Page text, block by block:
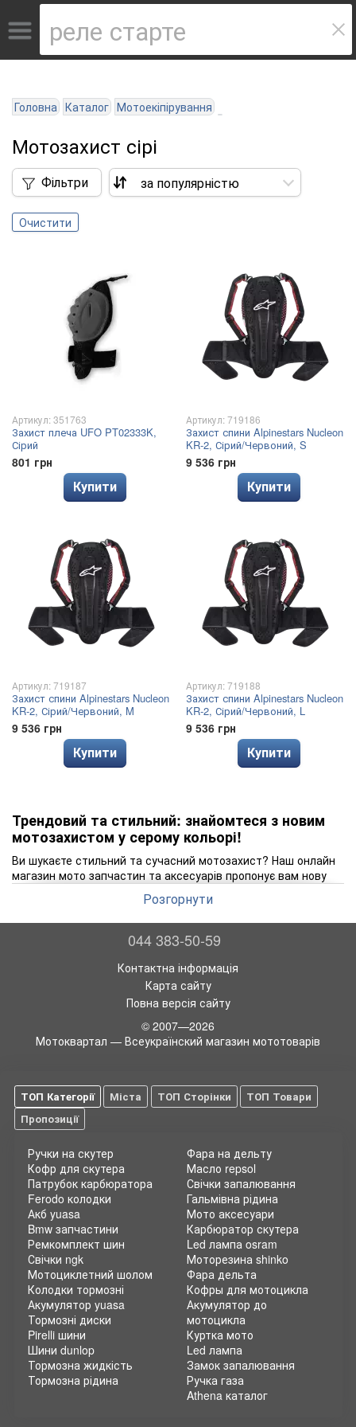
Головна Каталог Мотоекіпірування
Мотозахист сірі
Фільтри
Очистити
Артикул: 351763
Захист плеча UFO PT02333K,
Сірий
801 грн
Купити
Артикул: 719186
Захист спини Alpinestars Nucleon
KR-2, Сірий/Червоний, S
9 536 грн
Купити
Артикул: 719187
Захист спини Alpinestars Nucleon
KR-2, Сірий/Червоний, M
9 536 грн
Купити
Артикул: 719188
Захист спини Alpinestars Nucleon
KR-2, Сірий/Червоний, L
9 536 грн
Купити
Трендовий та стильний: знайомтеся з новим
мотозахистом у серому кольорі!
Ви шукаєте стильний та сучасний мотозахист? Наш онлайн
магазин мото запчастин та аксесуарів пропонує вам нову
Захист шиї, плеча, рук та ніг є невід'ємною частиною
безпеки кожного мотоцикліста. Наш новий мотозахист у
забезпечують надійний захист від ударів та травм. Він
також надає комфорту та зручності під час поїздок на
ви можете просто та швидко в нашому
онлайн магазині. Ми пропонуємо широкий вибір моделей та
розмірів, щоб кожен мотоцикліст міг знайти саме те, що
вибором та зробити процес покупки якомога зручнішим.
Мото магазин Motokvartal - це надійний партнер для кожного
мотоцикліста. Ми гарантуємо вам високу якість продукції, а
також оперативну доставку по всій країні. Замовляйте
мотозапчастини та аксесуари онлайн і отримуйте їх
безпосередньо до дверей вашого дому або офісу.
Не витрачайте зайвий час на пошук запчастин та аксесуарів
для свого мотоцикла. Замовляйте все, що вам потрібно, в
нашому онлайн магазині Motokvartal і насолоджуйтесь
комфортом та безпекою на дорозі. Оберіть трендовий та
стильний мотозахист у серому кольорі вже сьогодні!
Розгорнути
044 383-50-59
Контактна інформація
Карта сайту
Повна версія сайту
© 2007—2026
Мотоквартал — Всеукраїнский магазин мототоварів
ТОП Категорії Міста ТОП Сторінки
ТОП Товари
Пропозиції
Ручки на скутер
Кофр для скутера
Патрубок карбюратора
Ferodo колодки
Акб yuasa
Bmw запчастини
Ремкомплект шин
Свічки ngk
Фара на дельту
Масло repsol
Свічки запалювання
Гальмівна рідина
Мото аксесуари
Карбюратор скутера
Led лампа osram
Моторезина shinko
Мотоциклетний шолом
Колодки тормозні
Акумулятор yuasa
Тормозні диски
Pirelli шини
Шини dunlop
Тормозна жидкість
Тормозна рідина
Фара дельта
Кофры для мотоцикла
Акумулятор до
мотоцикла
Куртка мото
Led лампа
Замок запалювання
Ручка газа
Athena каталог